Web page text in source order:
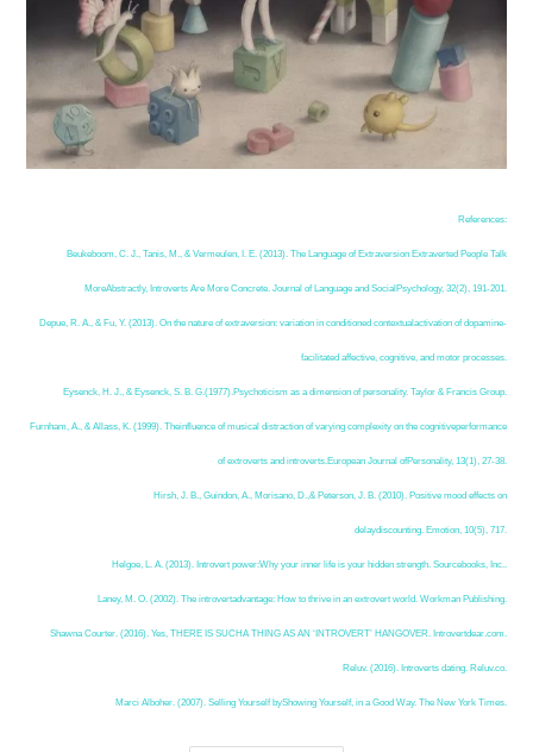
References:
Beukeboom, C. J., Tanis, M., & Vermeulen, I. E. (2013). The Language of Extraversion Extraverted People Talk
MoreAbstractly, Introverts Are More Concrete. Journal of Language and SocialPsychology, 32(2), 191-201.
Depue, R. A., & Fu, Y. (2013). On the nature of extraversion: variation in conditioned contextualactivation of dopamine-
facilitated affective, cognitive, and motor processes.
Eysenck, H. J., & Eysenck, S. B. G.(1977).Psychoticism as a dimension of personality. Taylor & Francis Group.
Furnham, A., & Allass, K. (1999). Theinfluence of musical distraction of varying complexity on the cognitiveperformance
of extroverts and introverts.European Journal ofPersonality, 13(1), 27-38.
Hirsh, J. B., Guindon, A., Morisano, D.,& Peterson, J. B. (2010). Positive mood effects on
delaydiscounting. Emotion, 10(5), 717.
Helgoe, L. A. (2013). Introvert power:Why your inner life is your hidden strength. Sourcebooks, Inc..
Laney, M. O. (2002). The introvertadvantage: How to thrive in an extrovert world. Workman Publishing.
Shawna Courter. (2016). Yes, THERE IS SUCHA THING AS AN ‘INTROVERT’ HANGOVER. Introvertdear.com.
Reluv. (2016). Introverts dating. Reluv.co.
Marci Alboher. (2007). Selling Yourself byShowing Yourself, in a Good Way. The New York Times.